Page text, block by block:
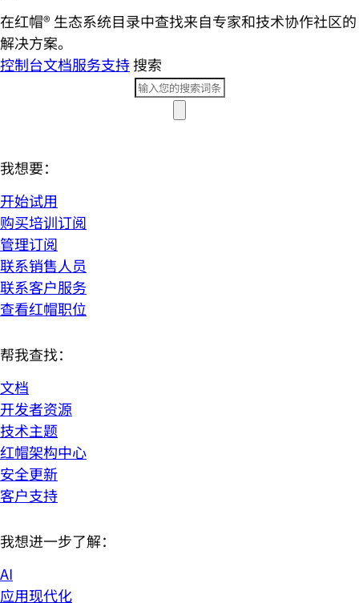
在红帽® 生态系统目录中查找来自专家和技术协作社区的
解决方案。
控制台文档服务支持搜索
我想要：
开始试用
购买培训订阅
管理订阅
联系销售人员
联系客户服务
查看红帽职位
帮我查找：
文档
开发者资源
技术主题
红帽架构中心
安全更新
客户支持
我想进一步了解：
AI
应用现代化